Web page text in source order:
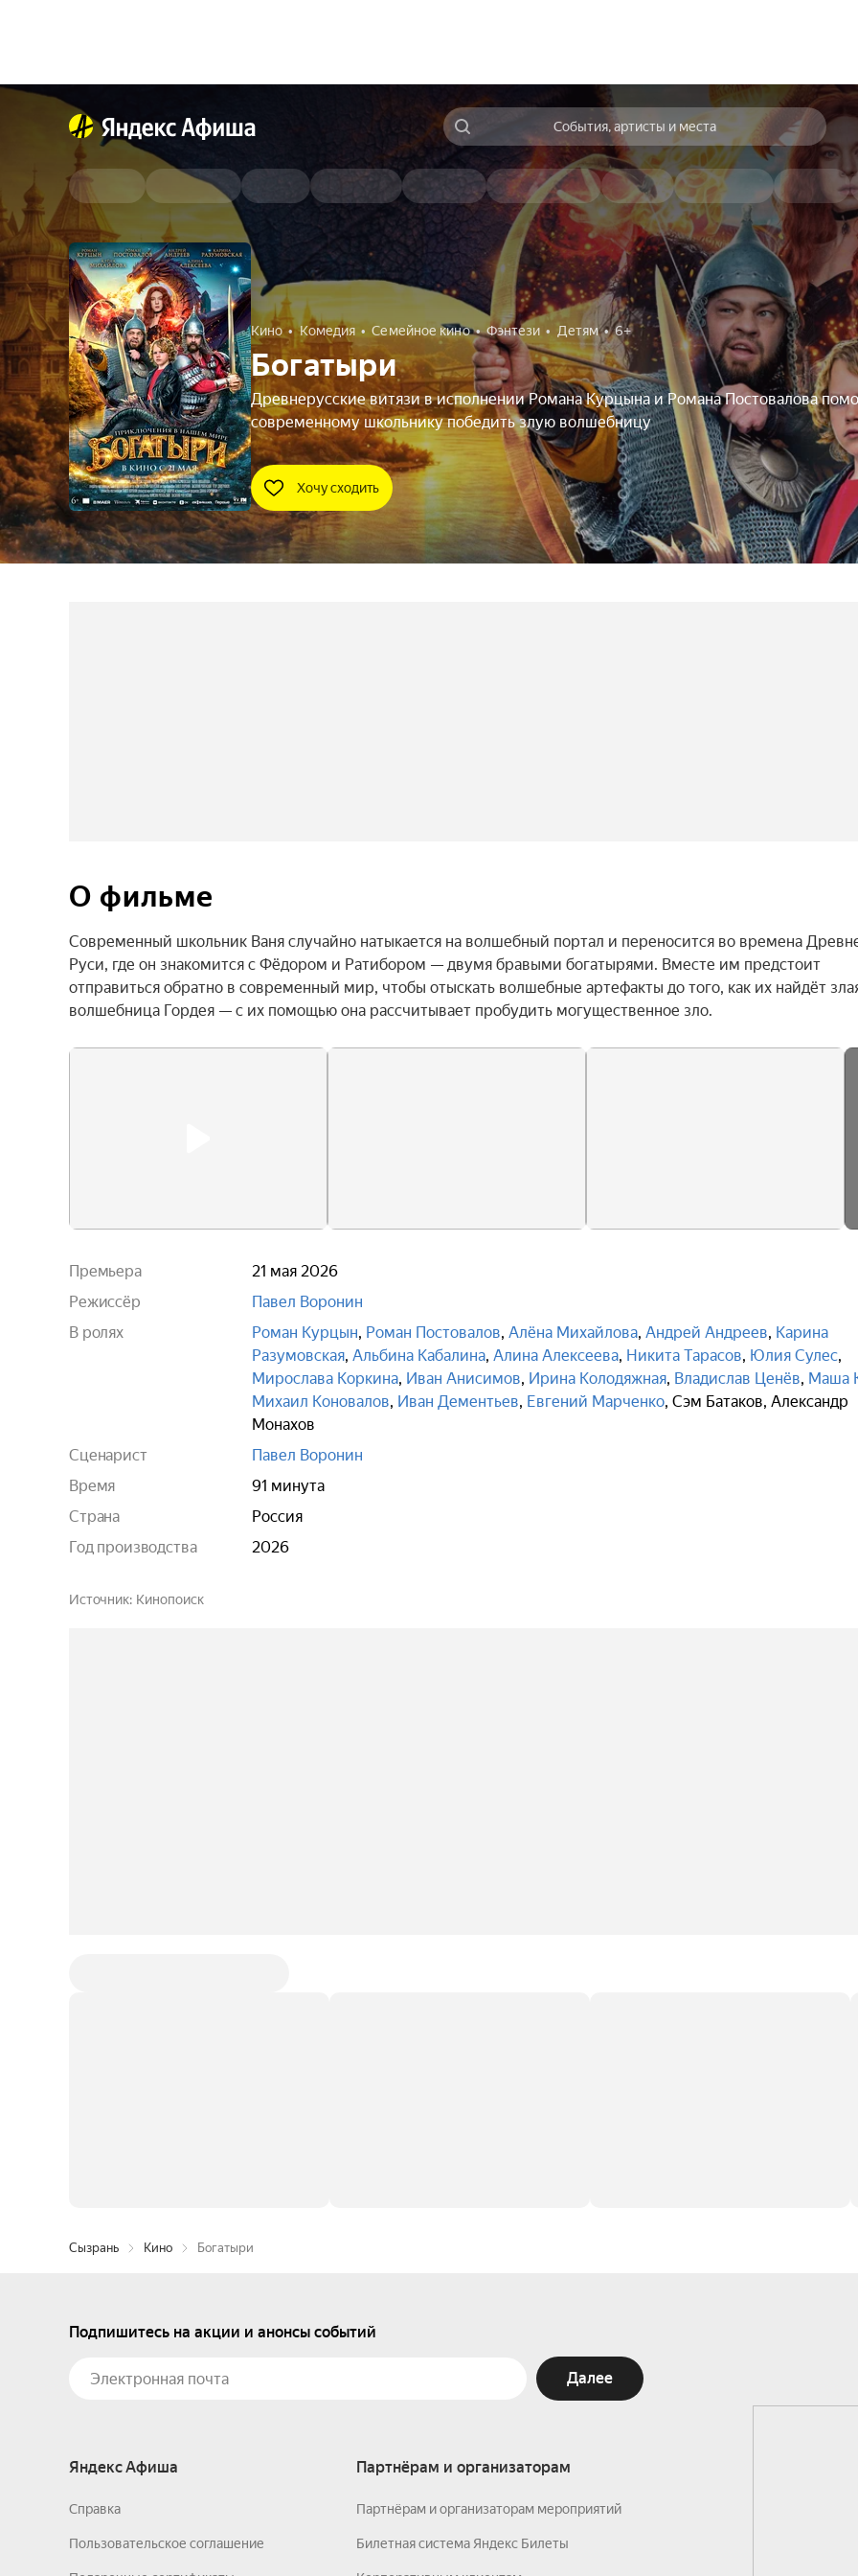
События, артисты и места
Кино Комедия Семейное кино Фэнтези Детям 6+
Богатыри
Древнерусские витязи в исполнении Романа Курцына и Романа Постовалова
современному школьнику победить злую волшебницу
Хочу сходить
О фильме
Современный школьник Ваня случайно натыкается на волшебный портал и переносится во времена
Руси, где он знакомится с Фёдором и Ратибором — двумя бравыми богатырями. Вместе им предстоит
отправиться обратно в современный мир, чтобы отыскать волшебные артефакты до того, как их найдёт
волшебница Гордея — с их помощью она рассчитывает пробудить могущественное зло.
Премьера
21 мая 2026
Режиссёр
Павел Воронин
В ролях
Роман Курцын, Роман Постовалов, Алёна Михайлова, Андрей Андреев, Карина
Разумовская, Альбина Кабалина, Алина Алексеева, Никита Тарасов, Юлия Сулес,
Мирослава Коркина, Иван Анисимов, Ирина Колодяжная, Владислав Ценёв, Маша
Михаил Коновалов, Иван Дементьев, Евгений Марченко, Сэм Батаков, Александр
Монахов
Сценарист
Павел Воронин
Время
91 минута
Страна
Россия
Год производства
2026
Источник Кинопоиск
Сызрань Кино Богатыри
Подпишитесь на акции и анонсы событий
Далее
Яндекс Афиша
Справка
Пользовательское соглашение
Партнёрам и организаторам
Партнёрам и организаторам мероприятий
Билетная система Яндекс Билеты